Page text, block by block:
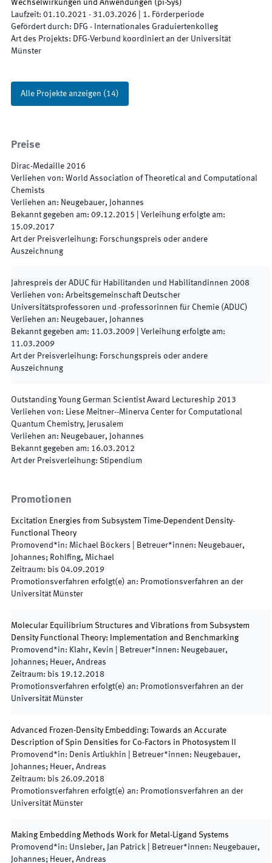
Wechselwirkungen und Anwendungen (pi-Sys)
Laufzeit: 01.10.2021 - 31.03.2026 1. Förderperiode
Gefördert durch: DFG - Internationales Graduiertenkolleg
Art des Projekts: DFG-Verbund koordiniert an der Universität
Münster
Alle Projekte anzeigen (14)
Preise
Dirac-Medaille 2016
Verliehen von: World Association of Theoretical and Computational
Chemists
Verliehen an: Neugebauer, Johannes
Bekannt gegeben am: 09.12.2015 Verleihung erfolgte am:
15.09.2017
Art der Preisverleihung: Forschungspreis oder andere
Auszeichnung
Jahrespreis der ADUC für Habilitanden und Habilitandinnen 2008
Verliehen von: Arbeitsgemeinschaft Deutscher
Universitätsprofessoren und -professorinnen für Chemie (ADUC)
Verliehen an: Neugebauer, Johannes
Bekannt gegeben am: 11.03.2009 Verleihung erfolgte am:
11.03.2009
Art der Preisverleihung: Forschungspreis oder andere
Auszeichnung
Outstanding Young German Scientist Award Lectureship 2013
Verliehen von: Liese Meitner--Minerva Center for Computational
Quantum Chemistry, Jerusalem
Verliehen an: Neugebauer, Johannes
Bekannt gegeben am: 16.03.2012
Art der Preisverleihung: Stipendium
Promotionen
Excitation Energies from Subsystem Time-Dependent Density-
Functional Theory
Promovend*in: Michael Böckers Betreuer*innen: Neugebauer,
Johannes; Rohlfing, Michael
Zeitraum: bis 04.09.2019
Promotionsverfahren erfolgt(e) an: Promotionsverfahren an der
Universität Münster
Molecular Equilibrium Structures and Vibrations from Subsystem
Density Functional Theory: Implementation and Benchmarking
Promovend*in: Klahr, Kevin Betreuer*innen: Neugebauer,
Johannes; Heuer, Andreas
Zeitraum: bis 19.12.2018
Promotionsverfahren erfolgt(e) an: Promotionsverfahren an der
Universität Münster
Advanced Frozen-Density Embedding: Towards an Accurate
Description of Spin Densities for Co-Factors in Photosystem II
Promovend*in: Denis Artiukhin Betreuer*innen: Neugebauer,
Johannes; Heuer, Andreas
Zeitraum: bis 26.09.2018
Promotionsverfahren erfolgt(e) an: Promotionsverfahren an der
Universität Münster
Making Embedding Methods Work for Metal-Ligand Systems
Promovend*in: Unsleber, Jan Patrick Betreuer*innen: Neugebauer,
Johannes; Heuer, Andreas